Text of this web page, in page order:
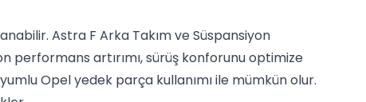
Astra F Arka Takım ve Süspansiyon
performans artırımı, sürüş konforunu optimize
Opel yedek parça kullanımı ile mümkün olur.